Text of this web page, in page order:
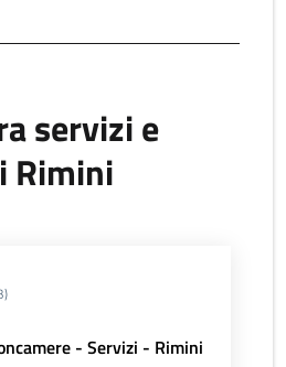
servizi e
Rimini
- Servizi - Rimini